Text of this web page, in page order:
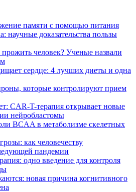
памяти с помощью питания
научные доказательства пользы
человек? Ученые назвали
сердце: 4 лучших диеты и одна
которые контролируют прием
CAR-T-терапия открывает новые
нейробластомы
BCAA в метаболизме скелетных
как человечеству
пандемии
одно введение для контроля
новая причина когнитивного